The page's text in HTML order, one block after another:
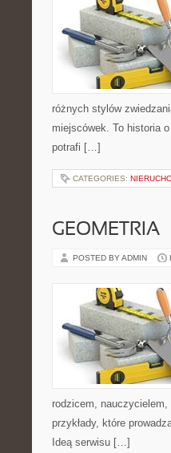
różnych stylów
miejscówek. To historia
potrafi […]
CATEGORIES:
GEOMETRIA
POSTED BY ADMIN
rodzicem,
przykłady, które
Ideą serwisu […]